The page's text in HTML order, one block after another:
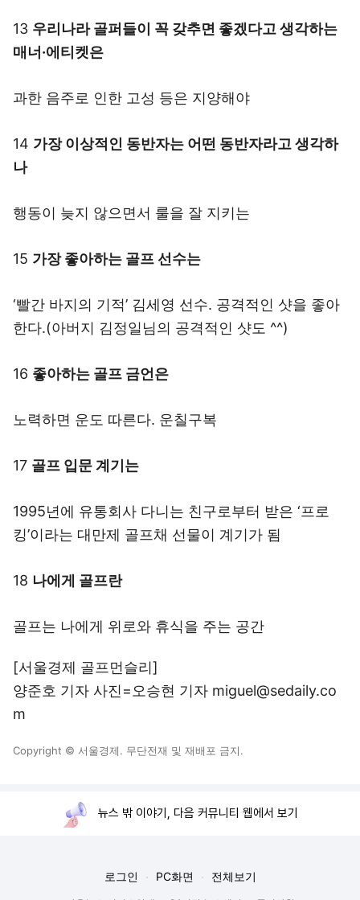
13 우리나라 골퍼들이 꼭 갖추면 좋겠다고 생각하는
매너·에티켓은
과한 음주로 인한 고성 등은 지양해야
14 가장 이상적인 동반자는 어떤 동반자라고 생각하
나
행동이 늦지 않으면서 룰을 잘 지키는
15 가장 좋아하는 골프 선수는
‘빨간 바지의 기적’ 김세영 선수. 공격적인 샷을 좋아
한다.(아버지 김정일님의 공격적인 샷도 ^^)
16 좋아하는 골프 금언은
노력하면 운도 따른다. 운칠구복
17 골프 입문 계기는
1995년에 유통회사 다니는 친구로부터 받은 ‘프로
킹’이라는 대만제 골프채 선물이 계기가 됨
18 나에게 골프란
골프는 나에게 위로와 휴식을 주는 공간
[서울경제 골프먼슬리]
양준호 기자 사진=오승현 기자 miguel@sedaily.co
m
Copyright © 서울경제. 무단전재 및 재배포 금지.
뉴스 밖 이야기, 다음 커뮤니티 웹에서 보기
로그인 PC화면 전체보기